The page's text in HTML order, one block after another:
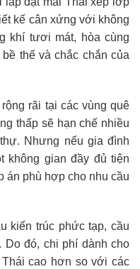
kế cân xứng với không
khí tươi mát, hòa cùng
thế và chắc chắn của
rãi tại các vùng quê
thấp sẽ hạn chế nhiều
Nhưng nếu gia đình
không gian đầy đủ tiện
án phù hợp cho nhu cầu
kiến trúc phức tạp, cầu
Do đó, chi phí dành cho
cao hơn so với các